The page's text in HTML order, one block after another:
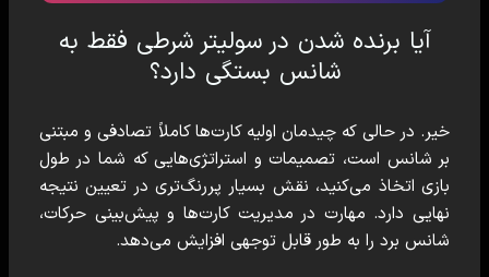
آیا برنده شدن در سولیتر شرطی فقط به
شانس بستگی دارد؟
خیر. در حالی که چیدمان اولیه کارت‌ها کاملاً تصادفی و مبتنی
بر شانس است، تصمیمات و استراتژی‌هایی که شما در طول
بازی اتخاذ می‌کنید، نقش بسیار پررنگ‌تری در تعیین نتیجه
نهایی دارد. مهارت در مدیریت کارت‌ها و پیش‌بینی حرکات،
شانس برد را به طور قابل توجهی افزایش می‌دهد.